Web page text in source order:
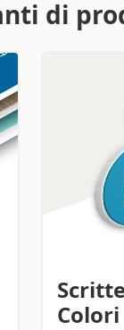
di
Colori